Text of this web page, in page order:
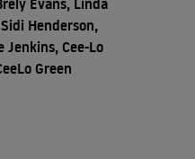
Henderson,
Jenkins, Cee-Lo
Green